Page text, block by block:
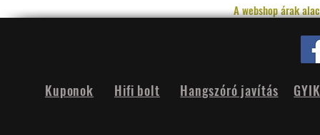
A webshop árak
Hifi bolt
Kuponok Hangszóró javítás GYIK